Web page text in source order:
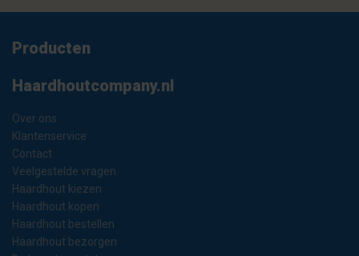
Producten
Haardhoutcompany.nl
Over ons
Klantenservice
Contact
Veelgestelde vragen
Haardhout kiezen
Haardhout kopen
Haardhout bestellen
Haardhout bezorgen